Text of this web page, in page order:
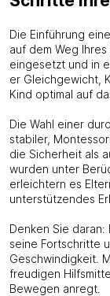
Die Einführung
auf dem Weg
eingesetzt und in
er Gleichgewicht,
Kind optimal auf
Die Wahl einer
stabiler,
die Sicherheit als
wurden unter
erleichtern es
unterstützendes
Denken Sie
seine Fortschritte
Geschwindigkeit.
freudigen
Bewegen anregt.